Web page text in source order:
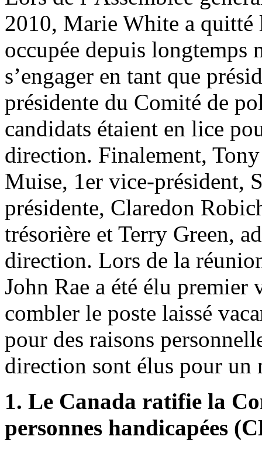
2010, Marie White a quitté
occupée depuis longtemps
s’engager en tant que
présidente du Comité de
candidats étaient en lice
direction. Finalement,
Muise, 1er vice-président,
présidente, Claredon
trésorière et Terry Green,
direction. Lors de la
John Rae a été élu
combler le poste laissé
pour des raisons
direction sont élus pour un
1. Le Canada ratifie la
personnes handicapées